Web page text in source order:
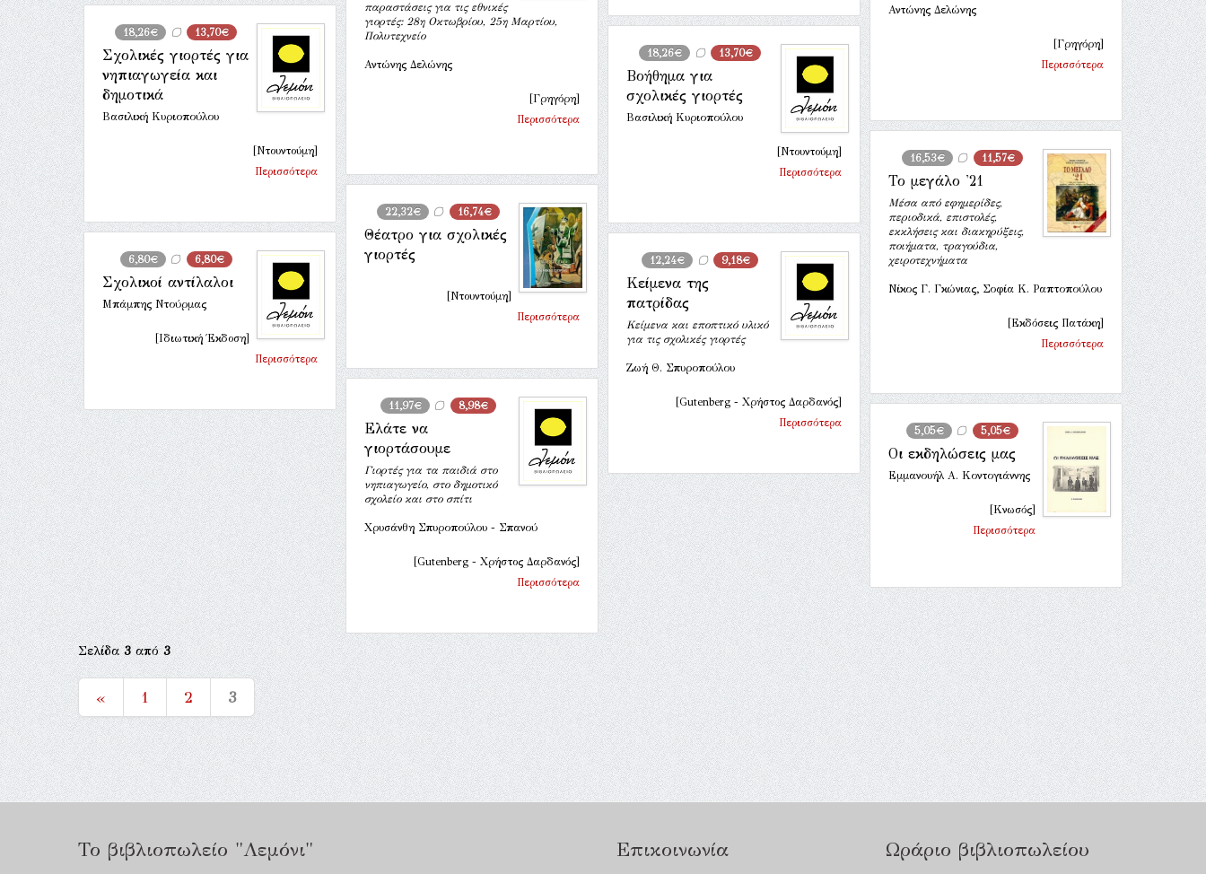
Αντώνης Δελώνης
[Γρηγόρη]
Περισσότερα
παραστάσεις για τις εθνικές
γιορτές: 28η Οκτωβρίου, 25η Μαρτίου,
Πολυτεχνείο
Αντώνης Δελώνης
[Γρηγόρη]
Περισσότερα
18,26€ 13,70€
Σχολικές γιορτές για
νηπιαγωγεία και
δημοτικά
Βασιλική Κυριοπούλου
[Ντουντούμη]
Περισσότερα
18,26€ 13,70€
Βοήθημα για
σχολικές γιορτές
Βασιλική Κυριοπούλου
[Ντουντούμη]
Περισσότερα
16,53€ 11,57€
Το μεγάλο '21
Μέσα από εφημερίδες,
περιοδικά, επιστολές,
εκκλήσεις και διακηρύξεις,
ποιήματα, τραγούδια,
χειροτεχνήματα
Νίκος Γ. Γκώνιας, Σοφία Κ. Ραπτοπούλου
[Εκδόσεις Πατάκη]
Περισσότερα
22,32€ 16,74€
Θέατρο για σχολικές
γιορτές
[Ντουντούμη]
Περισσότερα
6,80€ 6,80€
Σχολικοί αντίλαλοι
Μπάμπης Ντούρμας
[Ιδιωτική Έκδοση]
Περισσότερα
12,24€ 9,18€
Κείμενα της
πατρίδας
Κείμενα και εποπτικό υλικό
για τις σχολικές γιορτές
Ζωή Θ. Σπυροπούλου
[Gutenberg - Χρήστος Δαρδανός]
Περισσότερα
11,97€ 8,98€
Ελάτε να
γιορτάσουμε
Γιορτές για τα παιδιά στο
νηπιαγωγείο, στο δημοτικό
σχολείο και στο σπίτι
Χρυσάνθη Σπυροπούλου - Σπανού
[Gutenberg - Χρήστος Δαρδανός]
Περισσότερα
5,05€ 5,05€
Οι εκδηλώσεις μας
Εμμανουήλ Α. Κοντογιάννης
[Κνωσός]
Περισσότερα
Σελίδα3από3
« 1 2 3
Το βιβλιοπωλείο "Λεμόνι" Επικοινωνία Ωράριο βιβλιοπωλείου